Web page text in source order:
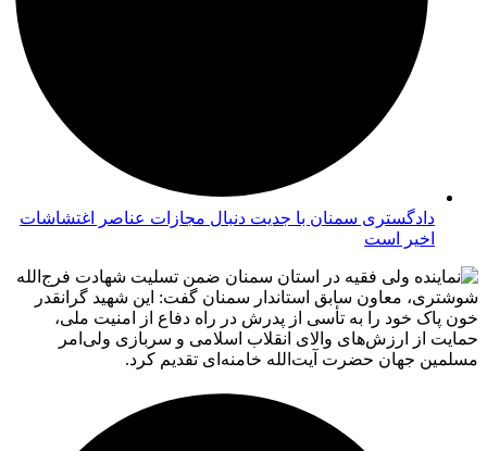
دادگستری سمنان با جدیت دنبال مجازات عناصر اغتشاشات
اخیر است